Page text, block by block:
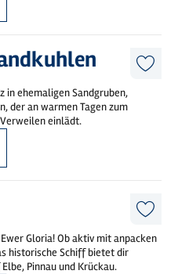
in ehemaligen Sandgruben,
der an warmen Tagen zum
einlädt.
Gloria! Ob aktiv mit anpacken
historische Schiff bietet dir
Pinnau und Krückau.